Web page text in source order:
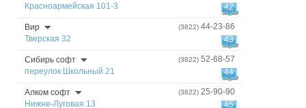
Красноармейская 101-3
42
Вир
Тверская 32
(3822) 44-23-86
43
Сибирь софт
переулок Школьный 21
(3822) 52-68-57
44
Алком софт
Нижне-Луговая 13
(3822) 25-90-90
45